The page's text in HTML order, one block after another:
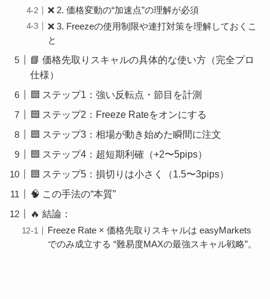
❌ 2. 価格変動の“加速点”の理解が必須
❌ 3. Freezeの使用制限や連打対策を理解しておくこ
と
📘 価格先取りスキャルの具体的な使い方（完全プロ
仕様）
🟦 ステップ1：強い反転点・節目を計測
🟦 ステップ2：Freeze Rateをオンにする
🟦 ステップ3：相場が動き始めた瞬間に注文
🟦 ステップ4：超短期利確（+2〜5pips）
🟦 ステップ5：損切りは小さく（1.5〜3pips）
🧠 この手法の“本質”
🔥 結論：
Freeze Rate × 価格先取りスキャルは easyMarkets
でのみ成立する “難易度MAXの最強スキャル戦略”。